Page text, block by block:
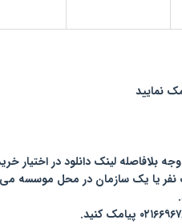
لینک دانلود در اختیار
یا یک سازمان در محل موسسه